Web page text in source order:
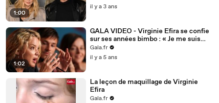
1:00
il y a 3 ans
1:02
GALA VIDEO - Virginie Efira se confie
sur ses années bimbo : « Je me suis
calmée sur tout ça "
Gala.fr
il y a 5 ans
La leçon de maquillage de Virginie
Efira
Gala.fr